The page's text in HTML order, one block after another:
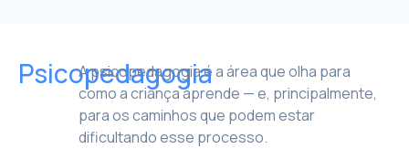
Psicopedagogia
A psicopedagogia é a área que olha para
como a criança aprende — e, principalmente,
para os caminhos que podem estar
dificultando esse processo.